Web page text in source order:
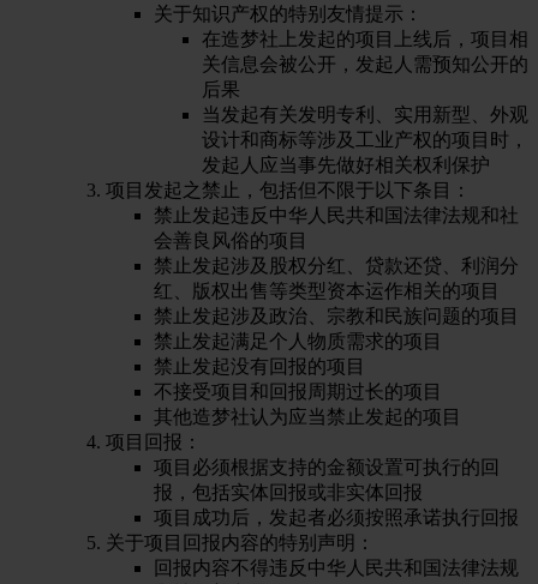
关于知识产权的特别友情提示：
在造梦社上发起的项目上线后，项目相
关信息会被公开，发起人需预知公开的
后果
当发起有关发明专利、实用新型、外观
设计和商标等涉及工业产权的项目时，
发起人应当事先做好相关权利保护
项目发起之禁止，包括但不限于以下条目：
禁止发起违反中华人民共和国法律法规和社
会善良风俗的项目
禁止发起涉及股权分红、贷款还贷、利润分
红、版权出售等类型资本运作相关的项目
禁止发起涉及政治、宗教和民族问题的项目
禁止发起满足个人物质需求的项目
禁止发起没有回报的项目
不接受项目和回报周期过长的项目
其他造梦社认为应当禁止发起的项目
项目回报：
项目必须根据支持的金额设置可执行的回
报，包括实体回报或非实体回报
项目成功后，发起者必须按照承诺执行回报
关于项目回报内容的特别声明：
回报内容不得违反中华人民共和国法律法规